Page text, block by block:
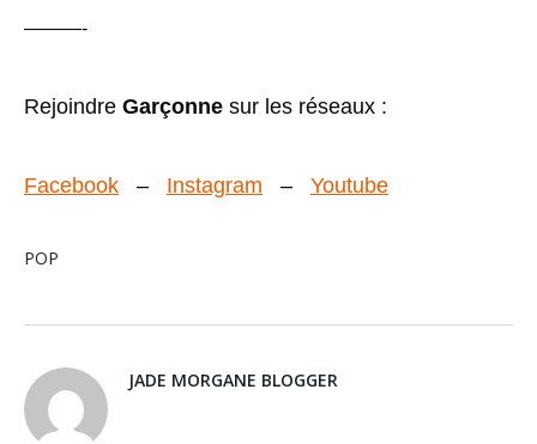
———-
Rejoindre Garçonne sur les réseaux :
Facebook – Instagram – Youtube
POP
JADE MORGANE BLOGGER